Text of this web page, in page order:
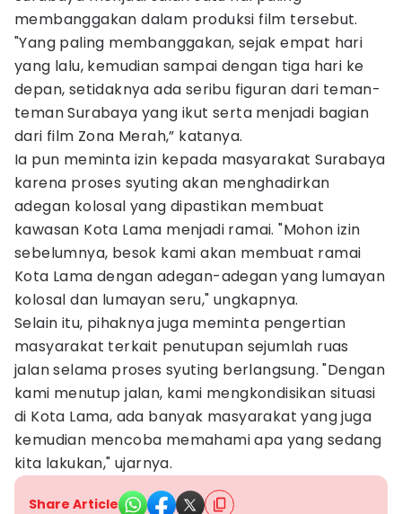
membanggakan dalam produksi film tersebut.
"Yang paling membanggakan, sejak empat hari
yang lalu, kemudian sampai dengan tiga hari ke
depan, setidaknya ada seribu figuran dari teman-
teman Surabaya yang ikut serta menjadi bagian
dari film Zona Merah,” katanya.
Ia pun meminta izin kepada masyarakat Surabaya
karena proses syuting akan menghadirkan
adegan kolosal yang dipastikan membuat
kawasan Kota Lama menjadi ramai. "Mohon izin
sebelumnya, besok kami akan membuat ramai
Kota Lama dengan adegan-adegan yang lumayan
kolosal dan lumayan seru," ungkapnya.
Selain itu, pihaknya juga meminta pengertian
masyarakat terkait penutupan sejumlah ruas
jalan selama proses syuting berlangsung. "Dengan
kami menutup jalan, kami mengkondisikan situasi
di Kota Lama, ada banyak masyarakat yang juga
kemudian mencoba memahami apa yang sedang
kita lakukan," ujarnya.
Share Article